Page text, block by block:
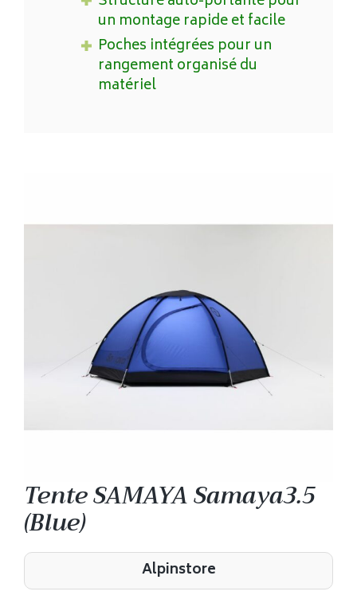
un montage rapide et facile
Poches intégrées pour un
rangement organisé du
matériel
Tente SAMAYA Samaya3.5
(Blue)
Alpinstore